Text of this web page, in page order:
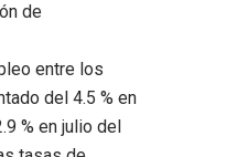
de
entre los
del 4.5 % en
% en julio del